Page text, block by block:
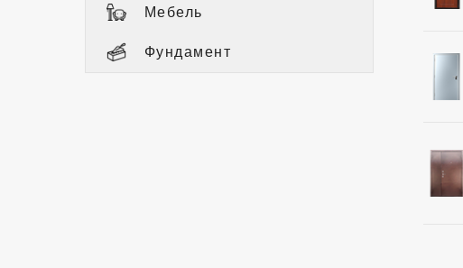
Мебель
Фундамент